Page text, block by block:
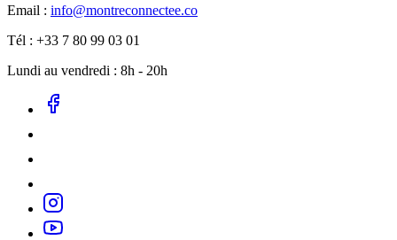
Email : info@montreconnectee.co
Tél : +33 7 80 99 03 01
Lundi au vendredi : 8h - 20h